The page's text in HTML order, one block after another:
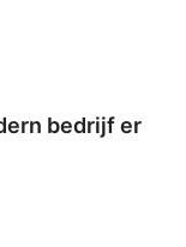
bedrijf er